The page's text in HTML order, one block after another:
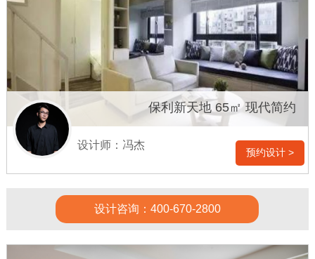
保利新天地 65㎡ 现代简约
设计师：冯杰
预约设计 >
设计咨询：400-670-2800